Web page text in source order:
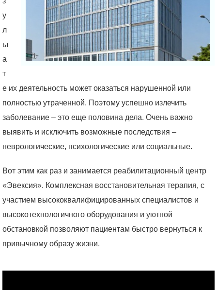
у
л
ьт
а
т
е их деятельность может оказаться нарушенной или
полностью утраченной. Поэтому успешно излечить
заболевание – это еще половина дела. Очень важно
выявить и исключить возможные последствия –
неврологические, психологические или социальные.
Вот этим как раз и занимается реабилитационный центр
«Эвексия». Комплексная восстановительная терапия, с
участием высококвалифицированных специалистов и
высокотехнологичного оборудования и уютной
обстановкой позволяют пациентам быстро вернуться к
привычному образу жизни.